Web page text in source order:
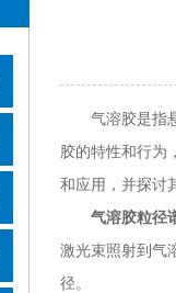
气溶胶是指悬
胶的特性和行为
和应用，并探讨
气溶胶粒径
激光束照射到气
径。